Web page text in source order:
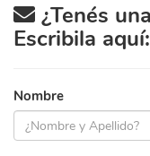
¿Tenés
Escribila aquí:
Nombre